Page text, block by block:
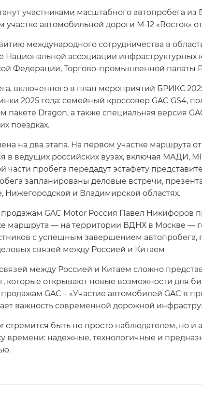
участниками масштабного автопробега
автомобильной дороги М-12 «Восток»
международного сотрудничества в
Национальной ассоциации
Федерации, Торгово-промышленной палаты
включенного в план мероприятий БРИКС
2025 года: семейный кроссовер GAC GS4,
Dragon, а также специальная версия
поездках.
на два этапа. На первом участке маршрута
в ведущих российских вузах, включая МАДИ,
части пробега передадут эстафету
запланированы деловые встречи,
Нижегородской и Владимирской областях.
GAC Motor Россия Павел Никифоров
маршрута — на территории ВДНХ в Москве —
с успешным завершением
связей между Россией и Китаем
между Россией и Китаем сложно
которые открывают новые возможности для
GAC – «Участие автомобилей GAC в
важность современной дорожной
стремится быть не просто наблюдателем,
времени: надежные, технологичные и